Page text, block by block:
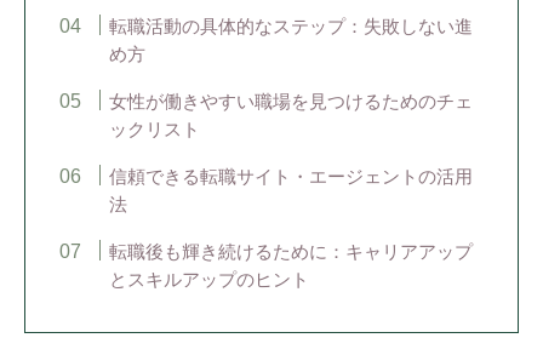
転職活動の具体的なステップ：失敗しない進
め方
女性が働きやすい職場を見つけるためのチェ
ックリスト
信頼できる転職サイト・エージェントの活用
法
転職後も輝き続けるために：キャリアアップ
とスキルアップのヒント